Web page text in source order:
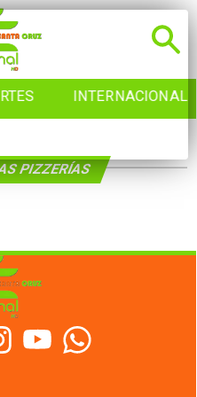
INTERNACIONAL
PIZZERÍAS